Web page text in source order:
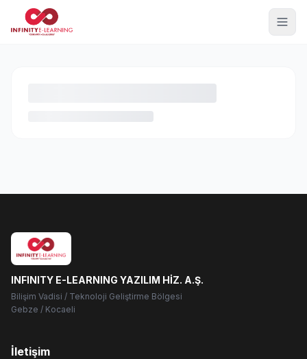
INFINITY E-LEARNING YAZILIM HİZ. A.Ş.
Bilişim Vadisi / Teknoloji Geliştirme Bölgesi
Gebze / Kocaeli
İletişim